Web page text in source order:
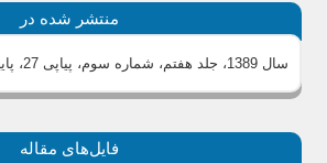
منتشر شده در
سال 1389، جلد هفتم، شماره سوم، پیاپی 27، پاییز
فایل‌های مقاله